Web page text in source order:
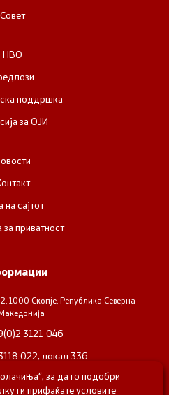
Совет
НВО
поддршка
за ОЈИ
на сајтот
приватност
1000 Скопје, Република Северна
3121-046
022, локал 336
за да го подобри
ги прифаќате условите